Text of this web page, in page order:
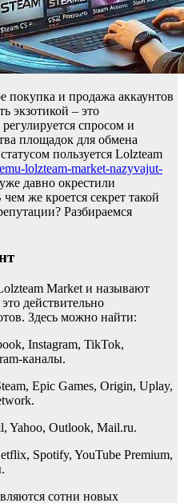
и продажа аккаунтов
экзотикой – это
спросом и
площадок для обмена
пользуется Lolzteam
lolzteam-market-nazyvajut-
давно окрестили
же кроется секрет такой
Разбираемся
Market и называют
действительно
Здесь можно найти:
Instagram, TikTok,
каналы.
Epic Games, Origin, Uplay,
Yahoo, Outlook, Mail.ru.
Spotify, YouTube Premium,
сотни новых